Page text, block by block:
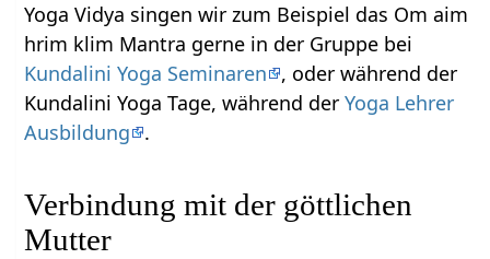
Yoga Vidya singen wir zum Beispiel das Om aim
hrim klim Mantra gerne in der Gruppe bei
Kundalini Yoga Seminaren
, oder während der
Kundalini Yoga Tage, während derYoga Lehrer
Ausbildung
.
Verbindung mit der göttlichen
Mutter